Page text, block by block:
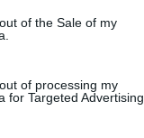
of the Sale of my
of processing my
for Targeted Advertising.